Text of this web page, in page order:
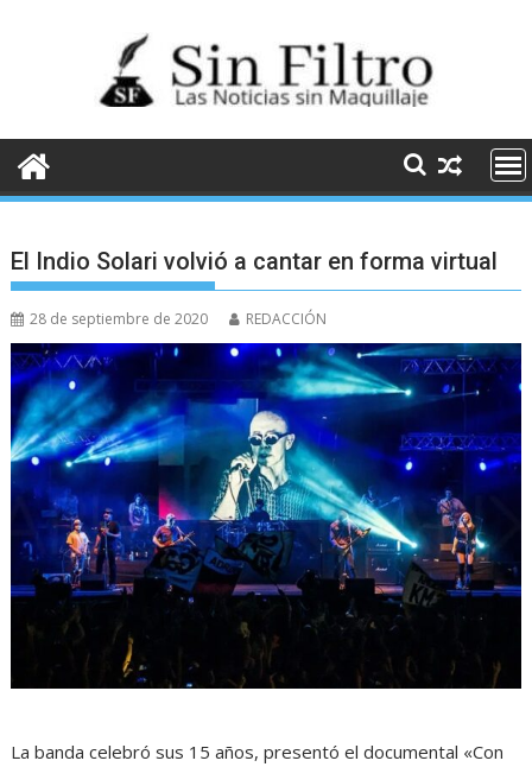
El Indio Solari volvió a cantar en forma virtual
28 de septiembre de 2020 REDACCIÓN
La banda celebró sus 15 años, presentó el documental «Con